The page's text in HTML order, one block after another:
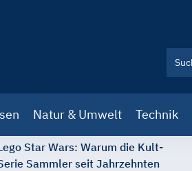
Natur & Umwelt Technik
Star Wars: Warum die Kult-
Sammler seit Jahrzehnten